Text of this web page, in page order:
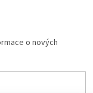
o nových